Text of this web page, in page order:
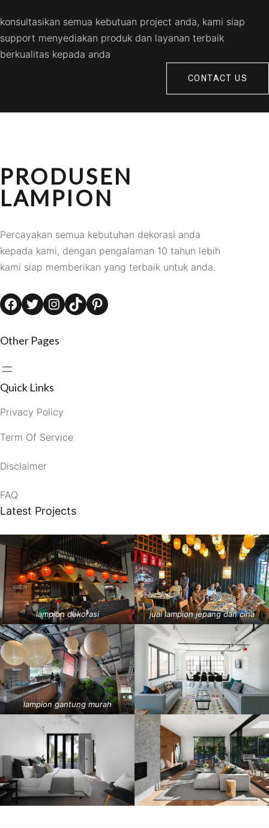
konsultasikan semua kebutuan project anda, kami siap
support menyediakan produk dan layanan terbaik
berkualitas kepada anda
CONTACT US
PRODUSEN
LAMPION
Percayakan semua kebutuhan dekorasi anda
kepada kami, dengan pengalaman 10 tahun lebih
kami siap memberikan yang terbaik untuk anda.
Facebook Twitter Instagram TikTok Pinterest
Other Pages
Quick Links
Privacy Policy
Term Of Service
Disclaimer
FAQ
Latest Projects
lampion dekorasi jual lampion jepang dan cina
lampion gantung murah